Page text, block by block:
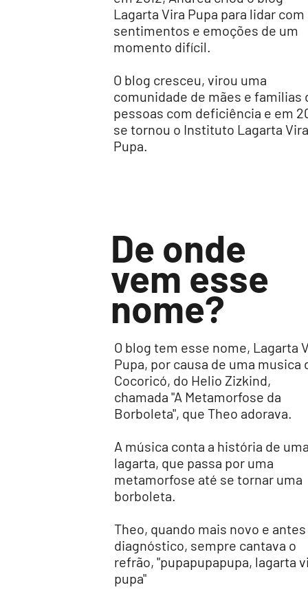
Lagarta Vira Pupa para lidar com
sentimentos e emoções de um
momento difícil.
O blog cresceu, virou uma
comunidade de mães e familias
pessoas com deficiência e em
se tornou o Instituto Lagarta Vira
Pupa.
De onde
vem esse
nome?
O blog tem esse nome, Lagarta
Pupa, por causa de uma musica
Cocoricó, do Helio Zizkind,
chamada "A Metamorfose da
Borboleta", que Theo adorava.
A música conta a história de
lagarta, que passa por uma
metamorfose até se tornar uma
borboleta.
Theo, quando mais novo e
diagnóstico, sempre cantava o
refrão, "pupapupapupa, lagarta
pupa"